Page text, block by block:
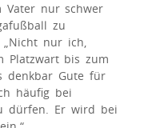
Vater nur schwer
zu
„Nicht nur ich,
Platzwart bis zum
denkbar Gute für
häufig bei
dürfen. Er wird bei